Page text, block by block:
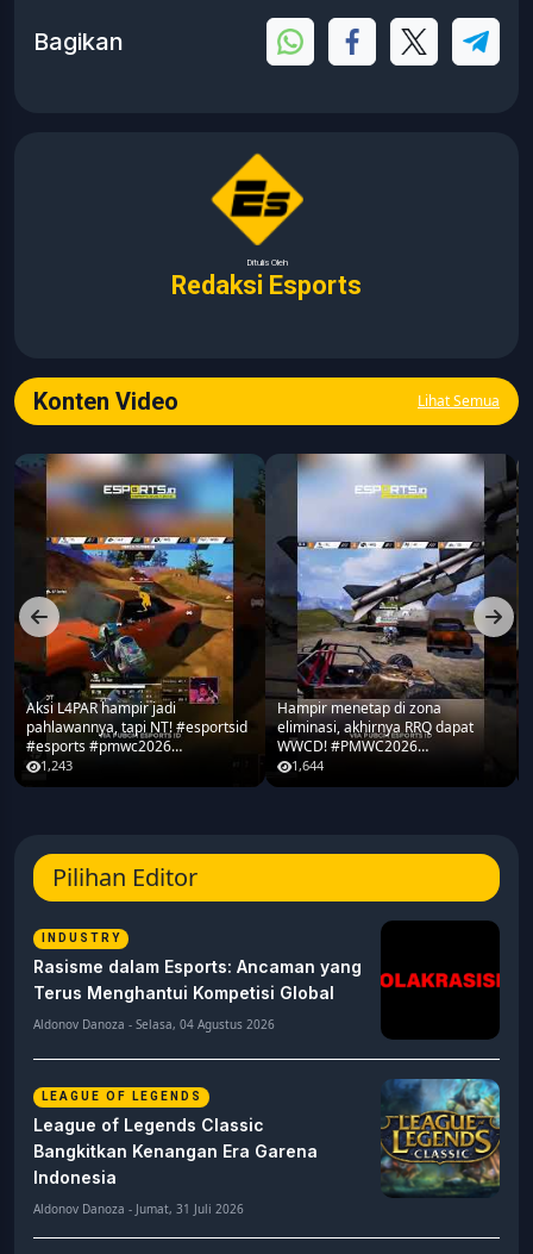
Bagikan
Ditulis Oleh
Redaksi Esports
Konten Video Lihat Semua
Aksi L4PAR hampir jadi
pahlawannya, tapi NT! #esportsid
#esports #pmwc2026
#pubgmobile #teamrrq
1,243
Hampir menetap di zona
eliminasi, akhirnya RRQ dapat
WWCD! #PMWC2026
#pubgmobile #teamrrq
1,644
Pilihan Editor
INDUSTRY
Rasisme dalam Esports: Ancaman yang
Terus Menghantui Kompetisi Global
Aldonov Danoza - Selasa, 04 Agustus 2026
LEAGUE OF LEGENDS
League of Legends Classic
Bangkitkan Kenangan Era Garena
Indonesia
Aldonov Danoza - Jumat, 31 Juli 2026